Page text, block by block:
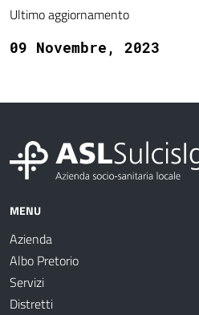
Ultimo aggiornamento
09 Novembre, 2023
MENU
Azienda
Albo Pretorio
Servizi
Distretti